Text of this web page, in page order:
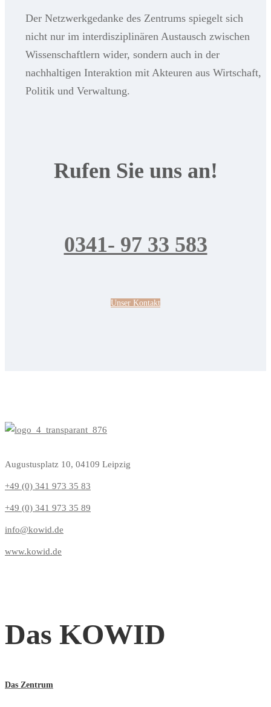
Der Netzwerkgedanke des Zentrums spiegelt sich
nicht nur im interdisziplinären Austausch zwischen
Wissenschaftlern wider, sondern auch in der
nachhaltigen Interaktion mit Akteuren aus Wirtschaft,
Politik und Verwaltung.
Rufen Sie uns an!
0341- 97 33 583
Unser Kontakt
Augustusplatz 10, 04109 Leipzig
+49 (0) 341 973 35 83
+49 (0) 341 973 35 89
info@kowid.de
www.kowid.de
Das KOWID
Das Zentrum